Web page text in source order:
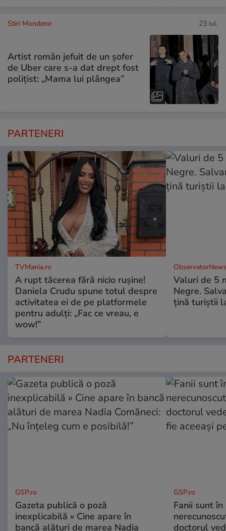
Stiri Mondene 23 iul.
Artist român jefuit de un șofer
de Uber care s-a dat drept fost
polițist: „Mama lui plângea”
PARTENERI
TVMania.ro
A rupt tăcerea fără nicio rușine!
Daniela Crudu spune totul despre
activitatea ei de pe platformele
pentru adulți: „Fac ce vreau, e
wow!”
Valuri de 5
Negre.
ţină turiştii
PARTENERI
GSP.ro
Gazeta publică o poză
inexplicabilă » Cine apare în
bancă alături de marea Nadia
GSP.ro
Fanii sunt în
doctorul